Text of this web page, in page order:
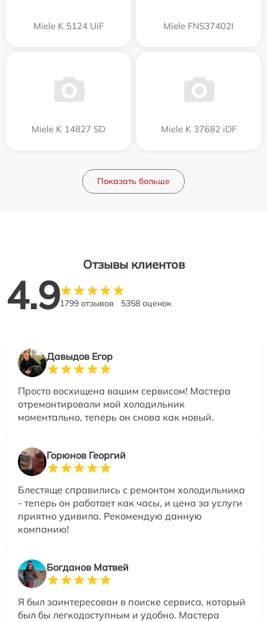
Miele K 5124 UiF Miele FNS37402I
Miele K 14827 SD Miele K 37682 iDF
Показать больше
Отзывы клиентов
4.91799 отзывов 5358 оценок
Давыдов Егор
Просто восхищена вашим сервисом! Мастера
отремонтировали мой холодильник
моментально, теперь он снова как новый.
Горюнов Георгий
Блестяще справились с ремонтом холодильника
- теперь он работает как часы, и цена за услуги
приятно удивила. Рекомендую данную
компанию!
Богданов Матвей
Я был заинтересован в поиске сервиса, который
был бы легкодоступным и удобно. Мастера